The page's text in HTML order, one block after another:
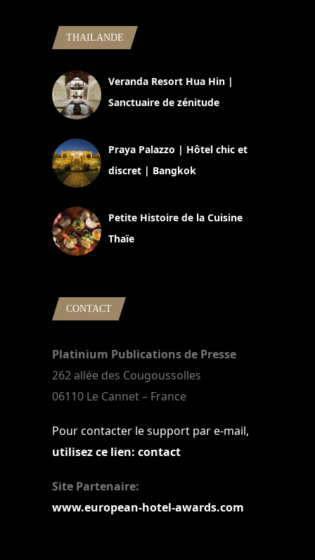
THAILANDE
Veranda Resort Hua Hin |
Sanctuaire de zénitude
Praya Palazzo | Hôtel chic et
discret | Bangkok
Petite Histoire de la Cuisine
Thaïe
CONTACT
Platinium Publications de Presse
262 allée des Cougoussolles
06110 Le Cannet – France
Pour contacter le support par e-mail,
utilisez ce lien: contact
Site Partenaire:
www.european-hotel-awards.com